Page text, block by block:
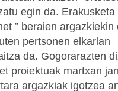
egin da. Erakusketa
” beraien argazkiekin
pertsonen elkarlan
da. Gogorarazten
proiektuak martxan
argazkiak igotzea